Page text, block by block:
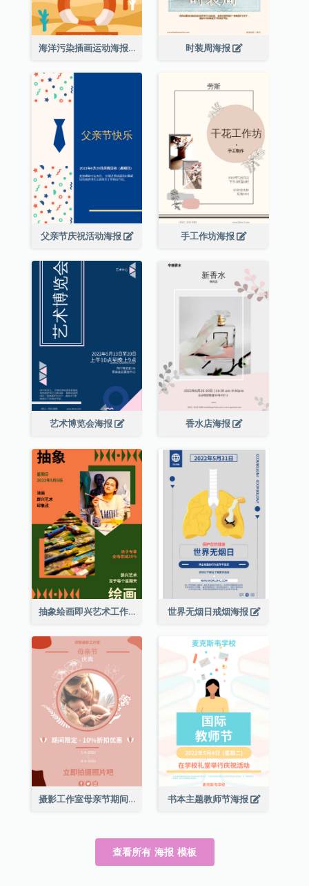
海洋污染插画运动海报 时装周海报
父亲节庆祝活动海报 手工作坊海报
艺术博览会海报 香水店海报
抽象绘画即兴艺术工作坊海报 世界无烟日戒烟海报
摄影工作室母亲节期间限定优惠宣传海报 书本主题教师节海报
查看所有 海报 模板